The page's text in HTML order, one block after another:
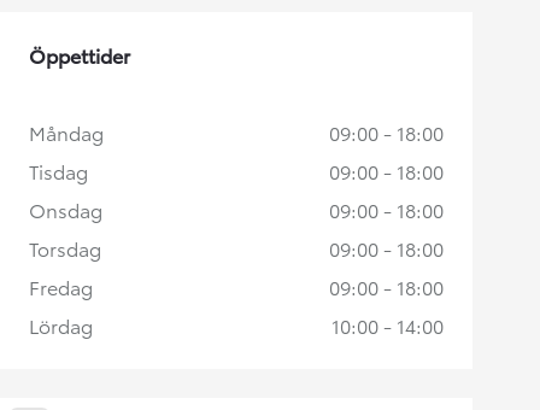
Öppettider
Måndag
09:00 - 18:00
Tisdag
09:00 - 18:00
Onsdag
09:00 - 18:00
Torsdag
09:00 - 18:00
Fredag
09:00 - 18:00
Lördag
10:00 - 14:00